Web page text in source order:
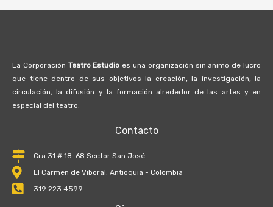
La Corporación Teatro Estudio es una organización sin ánimo de lucro
que tiene dentro de sus objetivos la creación, la investigación, la
circulación, la difusión y la formación alrededor de las artes y en
especial del teatro.
Contacto
Cra 31 # 18-68 Sector San José
El Carmen de Viboral. Antioquia - Colombia
319 223 4599